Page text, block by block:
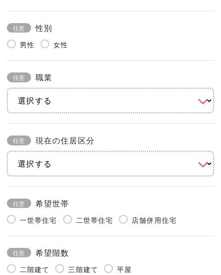
任意 性別
男性 女性
任意 職業
任意 現在の住居区分
任意 希望世帯
一世帯住宅 二世帯住宅 店舗併用住宅
任意 希望階数
二階建て 三階建て 平屋